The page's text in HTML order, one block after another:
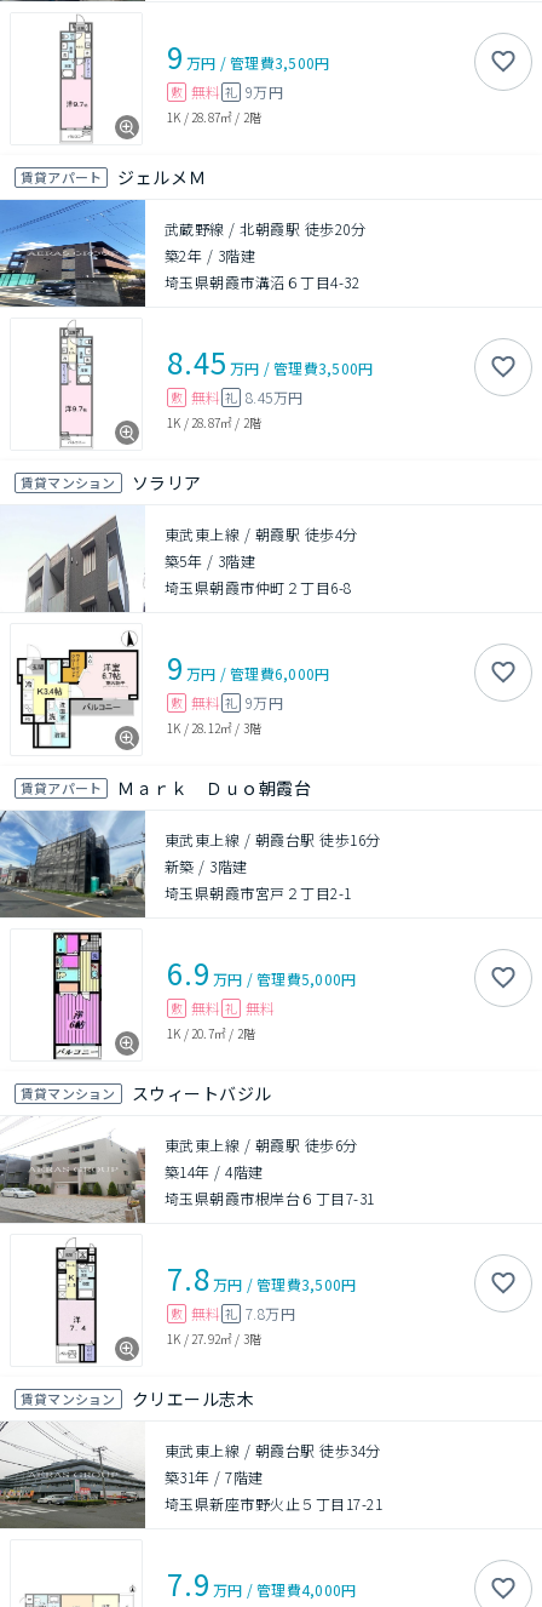
9 万円 /管理費3,500円
敷 無料 礼 9万円
1K / 28.87㎡ / 2階
賃貸アパート ジェルメＭ
武蔵野線 / 北朝霞駅 徒歩20分
築2年 / 3階建
埼玉県朝霞市溝沼６丁目4-32
8.45 万円 /管理費3,500円
敷 無料 礼 8.45万円
1K / 28.87㎡ / 2階
賃貸マンション ソラリア
東武東上線 / 朝霞駅 徒歩4分
築5年 / 3階建
埼玉県朝霞市仲町２丁目6-8
9 万円 /管理費6,000円
敷 無料 礼 9万円
1K / 28.12㎡ / 3階
賃貸アパート Ｍａｒｋ Ｄｕｏ朝霞台
東武東上線 / 朝霞台駅 徒歩16分
新築 / 3階建
埼玉県朝霞市宮戸２丁目2-1
6.9 万円 /管理費5,000円
敷 無料 礼 無料
1K / 20.7㎡ / 2階
賃貸マンション スウィートバジル
東武東上線 / 朝霞駅 徒歩6分
築14年 /4階建
埼玉県朝霞市根岸台６丁目7-31
7.8万円 /管理費3,500円
敷 無料 礼 7.8万円
1K / 27.92㎡ / 3階
賃貸マンション クリエール志木
東武東上線 / 朝霞台駅 徒歩34分
築31年 /7階建
埼玉県新座市野火止５丁目17-21
7.9 万円 /管理費4,000円